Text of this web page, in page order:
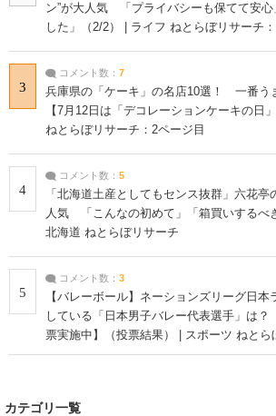
ン”が大人気 「プライバシーも保てて安心
した」（2/2） | ライフ ねとらぼリサーチ
3
コメント数： 7
兵庫県の「ケーキ」の名店10選！ 一番う
【7月12日は「デコレーションケーキの日
ねとらぼリサーチ：2ページ目
4
コメント数： 5
「北海道土産としてもセンス抜群」六花亭
人気 「こんなの初めて」「箱買いするべ
北海道 ねとらぼリサーチ
5
コメント数： 3
【バレーボール】ネーションズリーグ日
している「日本男子バレー代表選手」は？
票実施中】（投票結果） | スポーツ ねとら
カテゴリ一覧